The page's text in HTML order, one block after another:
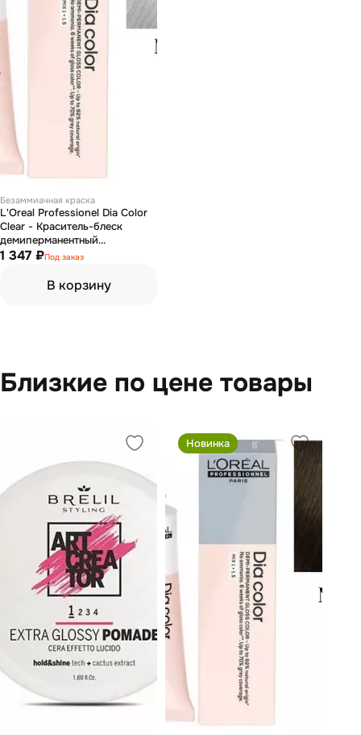
Безаммиачная краска
L'Oreal Professionel Dia Color
Clear - Краситель-блеск
демиперманентный
прозрачный 60 мл
1 347 ₽Под заказ
В корзину
Близкие по цене товары
Новинка